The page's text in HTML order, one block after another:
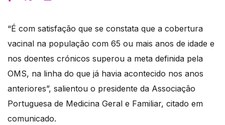
“É com satisfação que se constata que a cobertura
vacinal na população com 65 ou mais anos de idade e
nos doentes crónicos superou a meta definida pela
OMS, na linha do que já havia acontecido nos anos
anteriores”, salientou o presidente da Associação
Portuguesa de Medicina Geral e Familiar, citado em
comunicado.